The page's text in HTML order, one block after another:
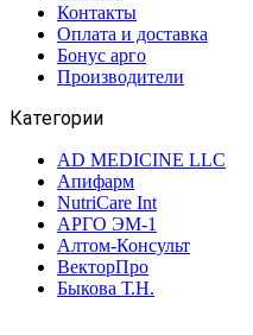
Контакты
Оплата и доставка
Бонус арго
Производители
Категории
AD MEDICINE LLC
Апифарм
NutriCare Int
АРГО ЭМ-1
Алтом-Консульт
ВекторПро
Быкова Т.Н.